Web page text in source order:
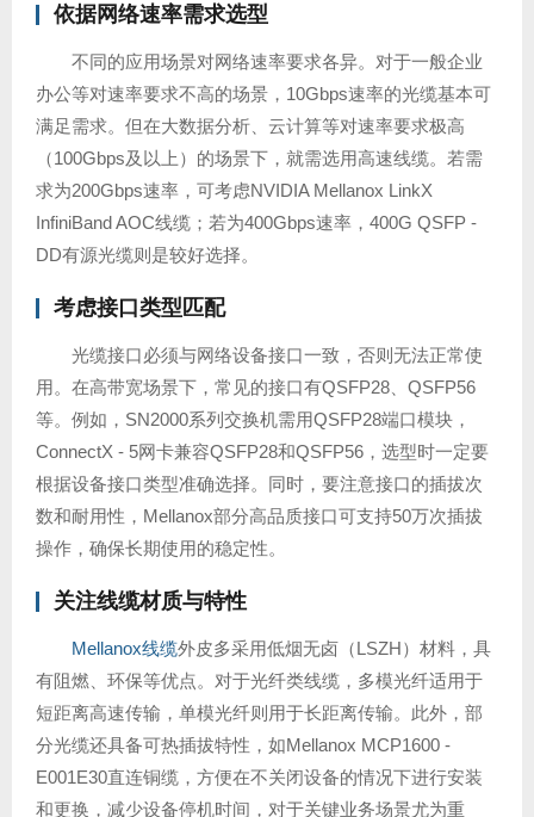
依据网络速率需求选型
不同的应用场景对网络速率要求各异。对于一般企业
办公等对速率要求不高的场景，10Gbps速率的光缆基本可
满足需求。但在大数据分析、云计算等对速率要求极高
（100Gbps及以上）的场景下，就需选用高速线缆。若需
求为200Gbps速率，可考虑NVIDIA Mellanox LinkX
InfiniBand AOC线缆；若为400Gbps速率，400G QSFP -
DD有源光缆则是较好选择。
考虑接口类型匹配
光缆接口必须与网络设备接口一致，否则无法正常使
用。在高带宽场景下，常见的接口有QSFP28、QSFP56
等。例如，SN2000系列交换机需用QSFP28端口模块，
ConnectX - 5网卡兼容QSFP28和QSFP56，选型时一定要
根据设备接口类型准确选择。同时，要注意接口的插拔次
数和耐用性，Mellanox部分高品质接口可支持50万次插拔
操作，确保长期使用的稳定性。
关注线缆材质与特性
Mellanox线缆外皮多采用低烟无卤（LSZH）材料，具
有阻燃、环保等优点。对于光纤类线缆，多模光纤适用于
短距离高速传输，单模光纤则用于长距离传输。此外，部
分光缆还具备可热插拔特性，如Mellanox MCP1600 -
E001E30直连铜缆，方便在不关闭设备的情况下进行安装
和更换，减少设备停机时间，对于关键业务场景尤为重